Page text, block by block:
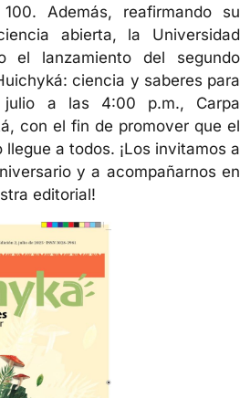
Además, reafirmando su
abierta, la Universidad
el lanzamiento del segundo
ciencia y saberes para
a las 4:00 p.m., Carpa
con el fin de promover que el
a todos. ¡Los invitamos a
y a acompañarnos en
editorial!